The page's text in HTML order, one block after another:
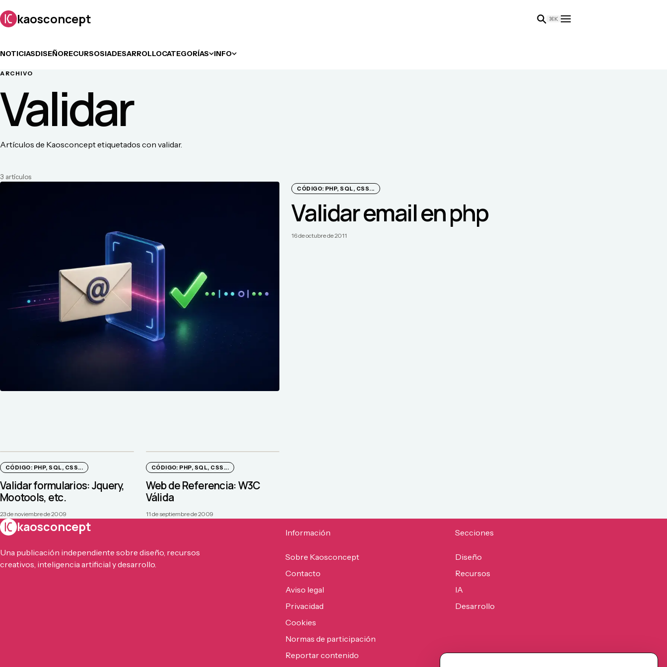
kaosconcept ⌘K
NOTICIASDISEÑORECURSOSIADESARROLLOCATEGORÍAS INFO
ARCHIVO
Validar
Artículos de Kaosconcept etiquetados con validar.
3 artículos
CÓDIGO: PHP, SQL, CSS...
Validar email en php
16 de octubre de 2011
CÓDIGO: PHP, SQL, CSS...
Validar formularios: Jquery,
Mootools, etc.
23 de noviembre de 2009
CÓDIGO: PHP, SQL, CSS...
Web de Referencia: W3C
Válida
11 de septiembre de 2009
kaosconcept
Una publicación independiente sobre diseño, recursos
creativos, inteligencia artificial y desarrollo.
Información
Sobre Kaosconcept
Contacto
Aviso legal
Privacidad
Cookies
Normas de participación
Reportar contenido
Secciones
Diseño
Recursos
IA
Desarrollo